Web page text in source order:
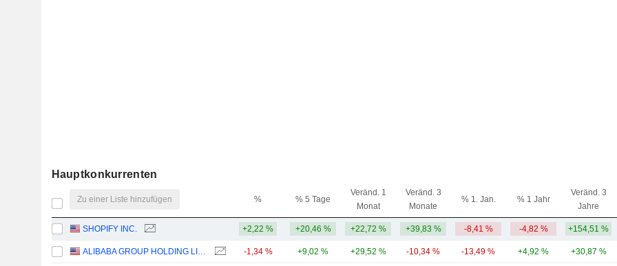
Hauptkonkurrenten
Zu einer Liste hinzufügen % % 5 Tage
Veränd. 1
Monat
Veränd. 3
Monate
% 1. Jan. % 1 Jahr
Veränd. 3
Jahre
SHOPIFY INC. +2,22 % +20,46 % +22,72 % +39,83 % -8,41 % -4,82 % +154,51 %
ALIBABA GROUP HOLDING LIMITED -1,34 % +9,02 % +29,52 % -10,34 % -13,49 % +4,92 % +30,87 %